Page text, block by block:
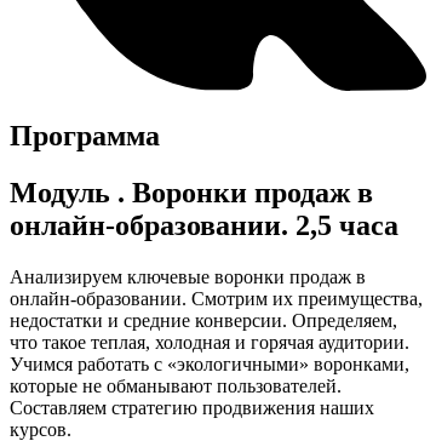
Программа
Модуль . Воронки продаж в
онлайн-образовании. 2,5 часа
Анализируем ключевые воронки продаж в
онлайн-образовании. Смотрим их преимущества,
недостатки и средние конверсии. Определяем,
что такое теплая, холодная и горячая аудитории.
Учимся работать с «экологичными» воронками,
которые не обманывают пользователей.
Составляем стратегию продвижения наших
курсов.